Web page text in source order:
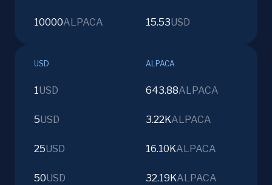
10000ALPACA 15.53USD
USD ALPACA
1USD 643.88ALPACA
5USD 3.22KALPACA
25USD 16.10KALPACA
50USD 32.19KALPACA